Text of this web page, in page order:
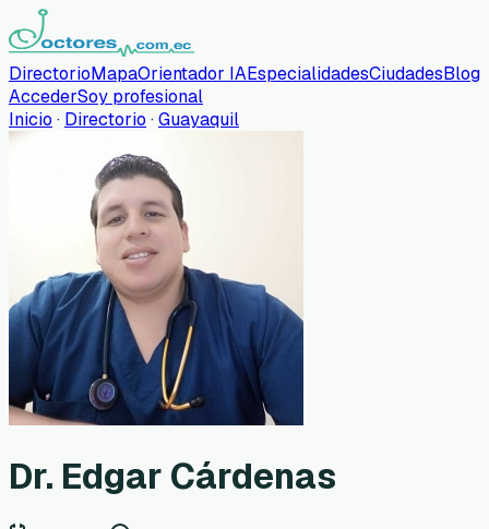
DirectorioMapaOrientador IAEspecialidadesCiudadesBlog
AccederSoy profesional
Inicio · Directorio ·Guayaquil
Dr. Edgar Cárdenas